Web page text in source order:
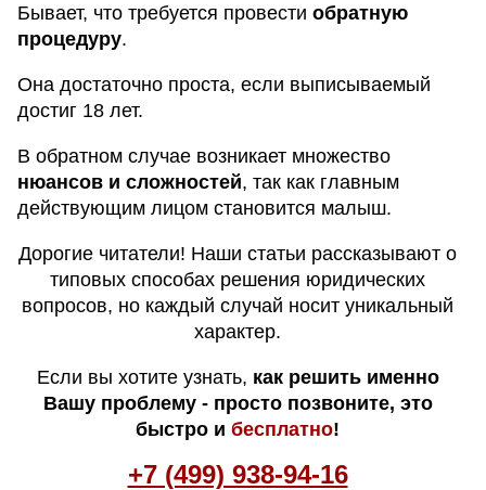
Бывает, что требуется провестиобратную
процедуру.
Она достаточно проста, если выписываемый
достиг 18 лет.
В обратном случае возникает множество
нюансов и сложностей, так как главным
действующим лицом становится малыш.
Дорогие читатели! Наши статьи рассказывают о
типовых способах решения юридических
вопросов, но каждый случай носит уникальный
характер.
Если вы хотите узнать, как решить именно
Вашу проблему - просто позвоните, это
быстро и бесплатно!
+7 (499) 938-94-16